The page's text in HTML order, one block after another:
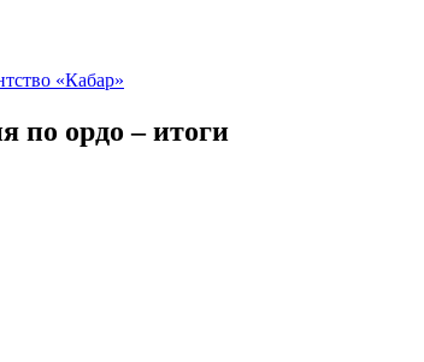
по ордо – итоги